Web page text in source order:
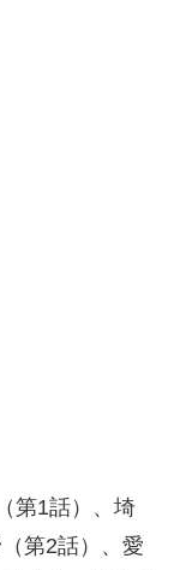
第1話）、埼
第2話）、愛